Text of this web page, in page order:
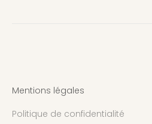
Mentions légales
Politique de confidentialité